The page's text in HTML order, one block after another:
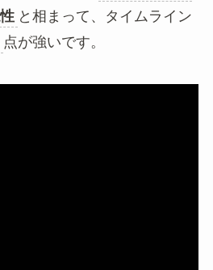
と相まって、タイムライン
点が強いです。